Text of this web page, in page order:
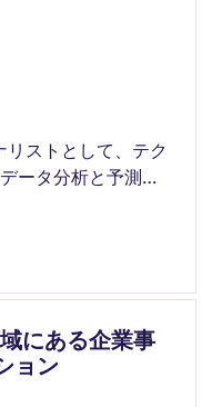
リストとして、テク
ータ分析と予測業
定支援が求められ
にある企業事
ョン